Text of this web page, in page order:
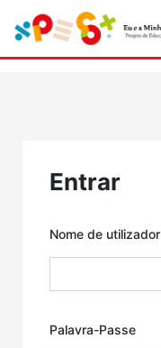
Entrar
Nome de utilizador
Palavra-Passe